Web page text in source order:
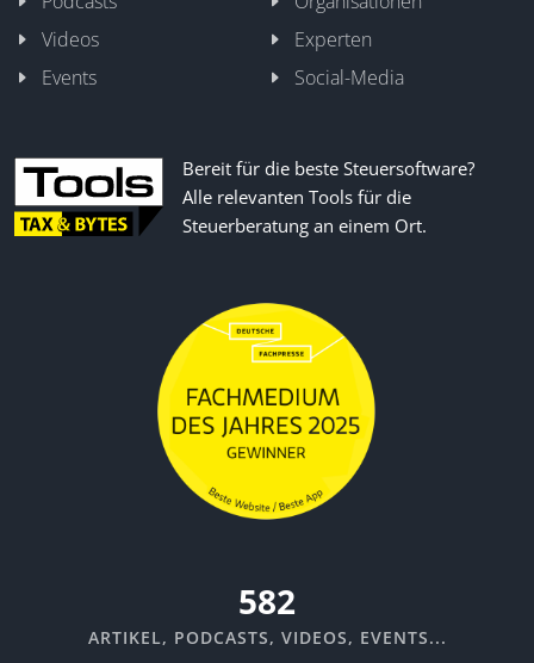
Videos
Experten
Events
Social-Media
Bereit für die beste Steuersoftware?
Alle relevanten Tools für die
Steuerberatung an einem Ort.
635
ARTIKEL, PODCASTS, VIDEOS, EVENTS...